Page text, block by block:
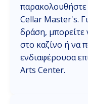
παρακολουθήστε
Cellar Master's.
δράση, μπορείτε
στο καζίνο ή να
ενδιαφέρουσα
Arts Center.